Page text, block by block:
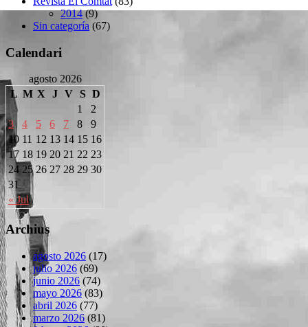
2014(9)
Sin categoría (67)
Calendari
agosto 2026
L M X J V S D
« Jul
1
2
3
4 5 6 7 8
9
10 11 12 13 14 15 16
17 18 19 20 21 22 23
24 25 26 27 28 29 30
31
Archius
agosto 2026 (17)
julio 2026 (69)
junio 2026 (74)
mayo 2026 (83)
abril 2026 (77)
marzo 2026 (81)